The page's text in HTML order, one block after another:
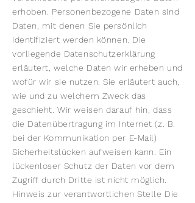
erhoben. Personenbezogene Daten sind
Daten, mit denen Sie persönlich
identifiziert werden können. Die
vorliegende Datenschutzerklärung
erläutert, welche Daten wir erheben und
wofür wir sie nutzen. Sie erläutert auch,
wie und zu welchem Zweck das
geschieht. Wir weisen darauf hin, dass
die Datenübertragung im Internet (z. B.
bei der Kommunikation per E-Mail)
Sicherheitslücken aufweisen kann. Ein
lückenloser Schutz der Daten vor dem
Zugriff durch Dritte ist nicht möglich.
Hinweis zur verantwortlichen Stelle Die